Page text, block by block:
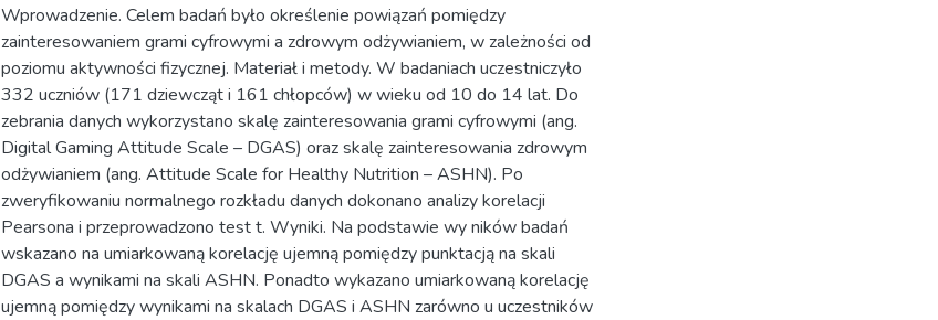
Wprowadzenie. Celem badań było określenie powiązań pomiędzy
zainteresowaniem grami cyfrowymi a zdrowym odżywianiem, w zależności od
poziomu aktywności fizycznej. Materiał i metody. W badaniach uczestniczyło
332 uczniów (171 dziewcząt i 161 chłopców) w wieku od 10 do 14 lat. Do
zebrania danych wykorzystano skalę zainteresowania grami cyfrowymi (ang.
Digital Gaming Attitude Scale – DGAS) oraz skalę zainteresowania zdrowym
odżywianiem (ang. Attitude Scale for Healthy Nutrition – ASHN). Po
zweryfikowaniu normalnego rozkładu danych dokonano analizy korelacji
Pearsona i przeprowadzono test t. Wyniki. Na podstawie wy ników badań
wskazano na umiarkowaną korelację ujemną pomiędzy punktacją na skali
DGAS a wynikami na skali ASHN. Ponadto wykazano umiarkowaną korelację
ujemną pomiędzy wynikami na skalach DGAS i ASHN zarówno u uczestników